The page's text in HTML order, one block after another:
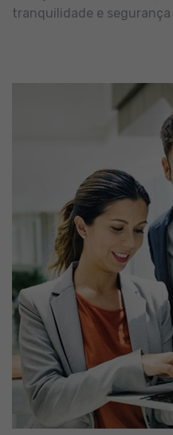
tranquilidade e segurança